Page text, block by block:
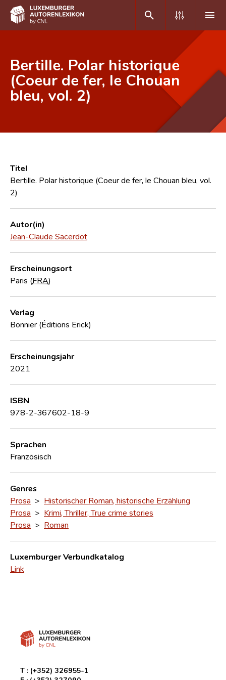
DE FR
Home
Erweiterte Suche
CNL
Forschungsgruppe
Bertille. Polar historique
(Coeur de fer, le Chouan
bleu, vol. 2)
Titel
Bertille. Polar historique (Coeur de fer, le Chouan bleu, vol.
2)
Autor(in)
Jean-Claude Sacerdot
Erscheinungsort
Paris (FRA)
Verlag
Bonnier (Éditions Erick)
Erscheinungsjahr
2021
ISBN
978-2-367602-18-9
Sprachen
Französisch
Genres
Prosa > Historischer Roman, historische Erzählung
Prosa > Krimi, Thriller, True crime stories
Prosa > Roman
Luxemburger Verbundkatalog
Link
T : (+352) 326955-1